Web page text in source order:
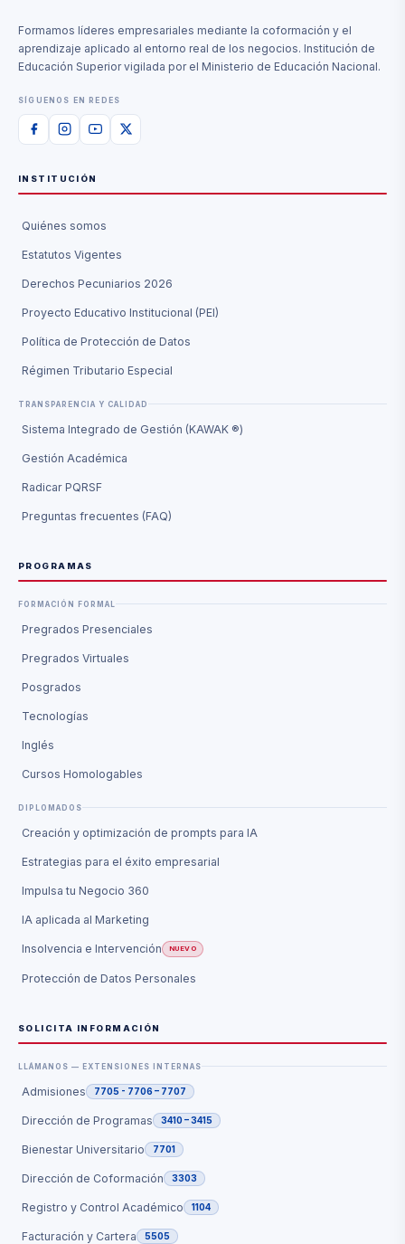
Formamos líderes empresariales mediante la coformación y el
aprendizaje aplicado al entorno real de los negocios. Institución de
Educación Superior vigilada por el Ministerio de Educación Nacional.
SÍGUENOS EN REDES
INSTITUCIÓN
Quiénes somos
Estatutos Vigentes
Derechos Pecuniarios 2026
Proyecto Educativo Institucional (PEI)
Política de Protección de Datos
Régimen Tributario Especial
TRANSPARENCIA Y CALIDAD
Sistema Integrado de Gestión (KAWAK ®)
Gestión Académica
Radicar PQRSF
Preguntas frecuentes (FAQ)
PROGRAMAS
FORMACIÓN FORMAL
Pregrados Presenciales
Pregrados Virtuales
Posgrados
Tecnologías
Inglés
Cursos Homologables
DIPLOMADOS
Creación y optimización de prompts para IA
Estrategias para el éxito empresarial
Impulsa tu Negocio 360
IA aplicada al Marketing
Insolvencia e Intervención NUEVO
Protección de Datos Personales
SOLICITA INFORMACIÓN
LLÁMANOS — EXTENSIONES INTERNAS
Admisiones 7705 - 7706 – 7707
Dirección de Programas 3410 – 3415
Bienestar Universitario 7701
Dirección de Coformación 3303
Registro y Control Académico 1104
Facturación y Cartera 5505